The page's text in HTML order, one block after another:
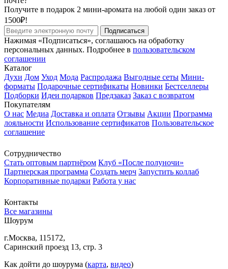
Получите в подарок 2 мини-аромата на любой один заказ от
1500₽!
Подписаться
Нажимая «Подписаться», соглашаюсь на обработку
персональных данных. Подробнее в пользовательском
соглашении
Каталог
Духи Дом Уход Мода Распродажа Выгодные сеты Мини-
форматы Подарочные сертификаты Новинки Бестселлеры
Подборки Идеи подарков Предзаказ Заказ с возвратом
Покупателям
О нас Медиа Доставка и оплата Отзывы Акции Программа
лояльности Использование сертификатов Пользовательское
соглашение
Сотрудничество
Стать оптовым партнёром Клуб «После полуночи»
Партнерская программа Создать мерч Запустить коллаб
Корпоративные подарки Работа у нас
Контакты
Все магазины
Шоурум
г.Москва, 115172,
Саринский проезд 13, стр. 3
Как дойти до шоурума (карта, видео)